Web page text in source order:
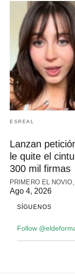
ESREAL
Lanzan
le quite el
300 mil firmas
PRIMERO EL
Ago 4, 2026
SÍGUENOS
Follow